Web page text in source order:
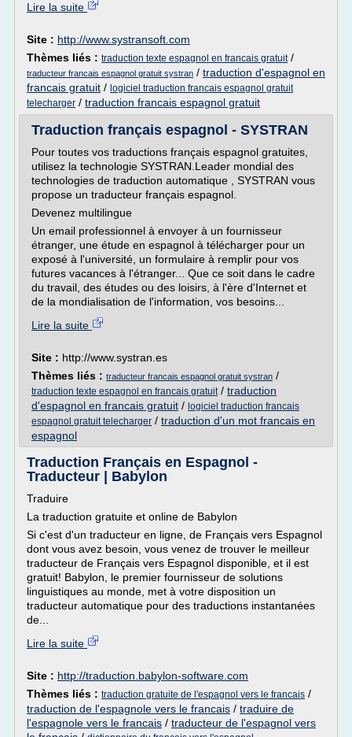
Lire la suite
Site : http://www.systransoft.com
Thèmes liés : traduction texte espagnol en francais gratuit/
traducteur francais espagnol gratuit systran / traduction d'espagnol en
francais gratuit / logiciel traduction francais espagnol gratuit
telecharger / traduction francais espagnol gratuit
Traduction français espagnol - SYSTRAN
Pour toutes vos traductions français espagnol gratuites,
utilisez la technologie SYSTRAN.Leader mondial des
technologies de traduction automatique , SYSTRAN vous
propose un traducteur français espagnol.
Devenez multilingue
Un email professionnel à envoyer à un fournisseur
étranger, une étude en espagnol à télécharger pour un
exposé à l'université, un formulaire à remplir pour vos
futures vacances à l'étranger... Que ce soit dans le cadre
du travail, des études ou des loisirs, à l'ère d'Internet et
de la mondialisation de l'information, vos besoins...
Lire la suite
Site : http://www.systran.es
Thèmes liés : traducteur francais espagnol gratuit systran /
traduction texte espagnol en francais gratuit/ traduction
d'espagnol en francais gratuit / logiciel traduction francais
espagnol gratuit telecharger / traduction d'un mot francais en
espagnol
Traduction Français en Espagnol -
Traducteur | Babylon
Traduire
La traduction gratuite et online de Babylon
Si c'est d'un traducteur en ligne, de Français vers Espagnol
dont vous avez besoin, vous venez de trouver le meilleur
traducteur de Français vers Espagnol disponible, et il est
gratuit! Babylon, le premier fournisseur de solutions
linguistiques au monde, met à votre disposition un
traducteur automatique pour des traductions instantanées
de...
Lire la suite
Site : http://traduction.babylon-software.com
Thèmes liés : traduction gratuite de l'espagnol vers le francais /
traduction de l'espagnole vers le francais / traduire de
l'espagnole vers le francais / traducteur de l'espagnol vers